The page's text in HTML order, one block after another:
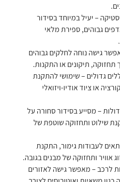
– יעיל במיוחד בסידור
גבוהים, ספירת מלאי
גישה נוחה לחלקים גבוהים
תחזוקה, תיקונים או התקנות.
גדולים – שימושי להתקנת
או ציוד אודיו-ויזואלי
– מסייע בסידור סחורה על
שילוט ותחזוקה שוטפת של
לעבודות גימור, התקנת
אוויר ותחזוקה של מבנים בגובה.
לרכב – מאפשר גישה לאזורים